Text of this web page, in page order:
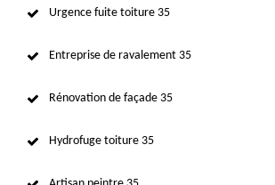
Urgence fuite toiture 35
Entreprise de ravalement 35
Rénovation de façade 35
Hydrofuge toiture 35